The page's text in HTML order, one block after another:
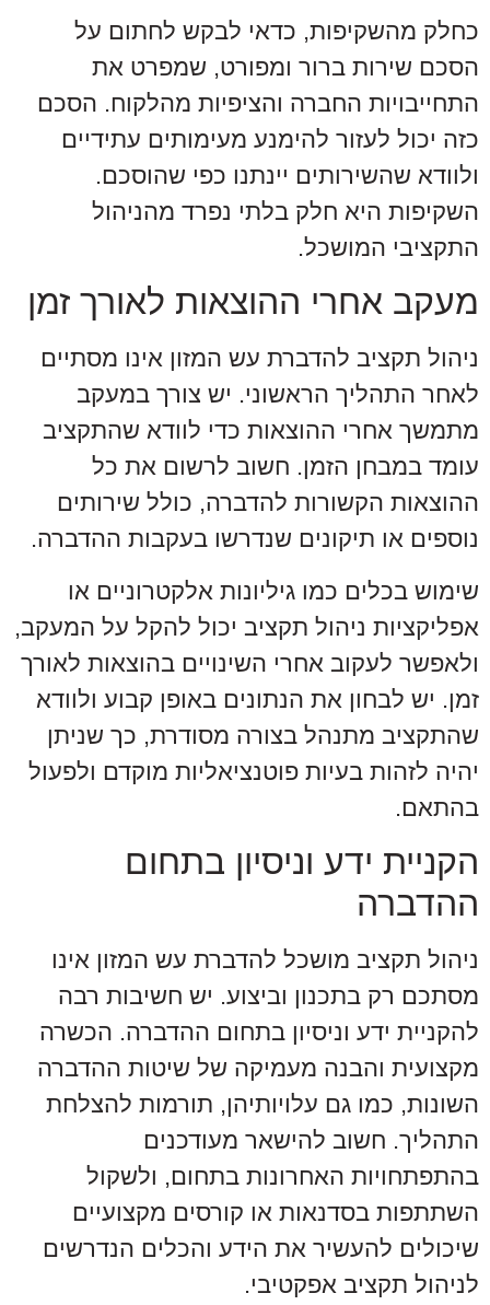
כחלק מהשקיפות, כדאי לבקש לחתום על
הסכם שירות ברור ומפורט, שמפרט את
התחייבויות החברה והציפיות מהלקוח. הסכם
כזה יכול לעזור להימנע מעימותים עתידיים
ולוודא שהשירותים יינתנו כפי שהוסכם.
השקיפות היא חלק בלתי נפרד מהניהול
התקציבי המושכל.
מעקב אחרי ההוצאות לאורך זמן
ניהול תקציב להדברת עש המזון אינו מסתיים
לאחר התהליך הראשוני. יש צורך במעקב
מתמשך אחרי ההוצאות כדי לוודא שהתקציב
עומד במבחן הזמן. חשוב לרשום את כל
ההוצאות הקשורות להדברה, כולל שירותים
נוספים או תיקונים שנדרשו בעקבות ההדברה.
שימוש בכלים כמו גיליונות אלקטרוניים או
אפליקציות ניהול תקציב יכול להקל על המעקב,
ולאפשר לעקוב אחרי השינויים בהוצאות לאורך
זמן. יש לבחון את הנתונים באופן קבוע ולוודא
שהתקציב מתנהל בצורה מסודרת, כך שניתן
יהיה לזהות בעיות פוטנציאליות מוקדם ולפעול
בהתאם.
הקניית ידע וניסיון בתחום
ההדברה
ניהול תקציב מושכל להדברת עש המזון אינו
מסתכם רק בתכנון וביצוע. יש חשיבות רבה
להקניית ידע וניסיון בתחום ההדברה. הכשרה
מקצועית והבנה מעמיקה של שיטות ההדברה
השונות, כמו גם עלויותיהן, תורמות להצלחת
התהליך. חשוב להישאר מעודכנים
בהתפתחויות האחרונות בתחום, ולשקול
השתתפות בסדנאות או קורסים מקצועיים
שיכולים להעשיר את הידע והכלים הנדרשים
לניהול תקציב אפקטיבי.